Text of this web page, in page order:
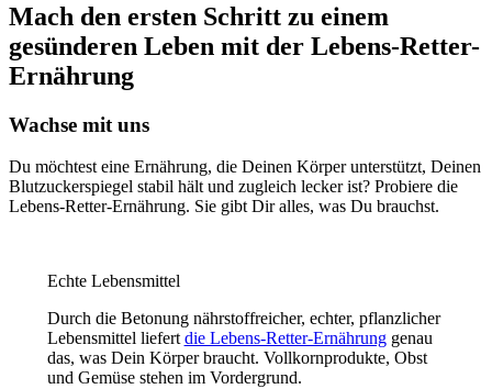
Mach den ersten Schritt zu einem
gesünderen Leben mit der Lebens-Retter-
Ernährung
Wachse mit uns
Du möchtest eine Ernährung, die Deinen Körper unterstützt, Deinen
Blutzuckerspiegel stabil hält und zugleich lecker ist? Probiere die
Lebens-Retter-Ernährung. Sie gibt Dir alles, was Du brauchst.
Echte Lebensmittel
Durch die Betonung nährstoffreicher, echter, pflanzlicher
Lebensmittel liefertdie Lebens-Retter-Ernährunggenau
das, was Dein Körper braucht. Vollkornprodukte, Obst
und Gemüse stehen im Vordergrund.